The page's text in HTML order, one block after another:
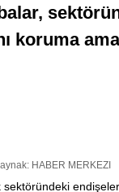
koruma
HABER MERKEZI